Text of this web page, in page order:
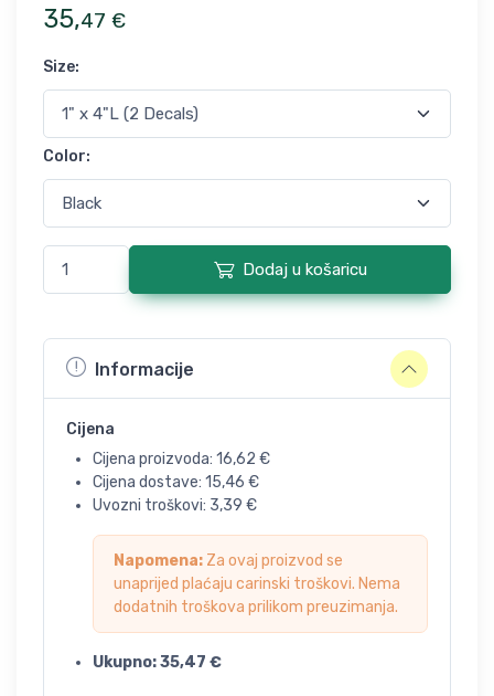
35,47 €
Size:
Color:
Dodaj u košaricu
Informacije
Cijena
Cijena proizvoda: 16,62 €
Cijena dostave: 15,46 €
Uvozni troškovi: 3,39 €
Napomena: Za ovaj proizvod se
unaprijed plaćaju carinski troškovi. Nema
dodatnih troškova prilikom preuzimanja.
Ukupno:35,47 €